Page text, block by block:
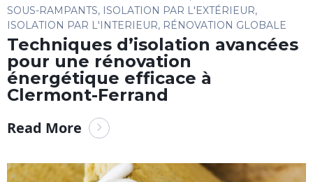
SOUS-RAMPANTS, ISOLATION PAR L'EXTÉRIEUR,
ISOLATION PAR L'INTERIEUR, RÉNOVATION GLOBALE
Techniques d’isolation avancées
pour une rénovation
énergétique efficace à
Clermont-Ferrand
Read More